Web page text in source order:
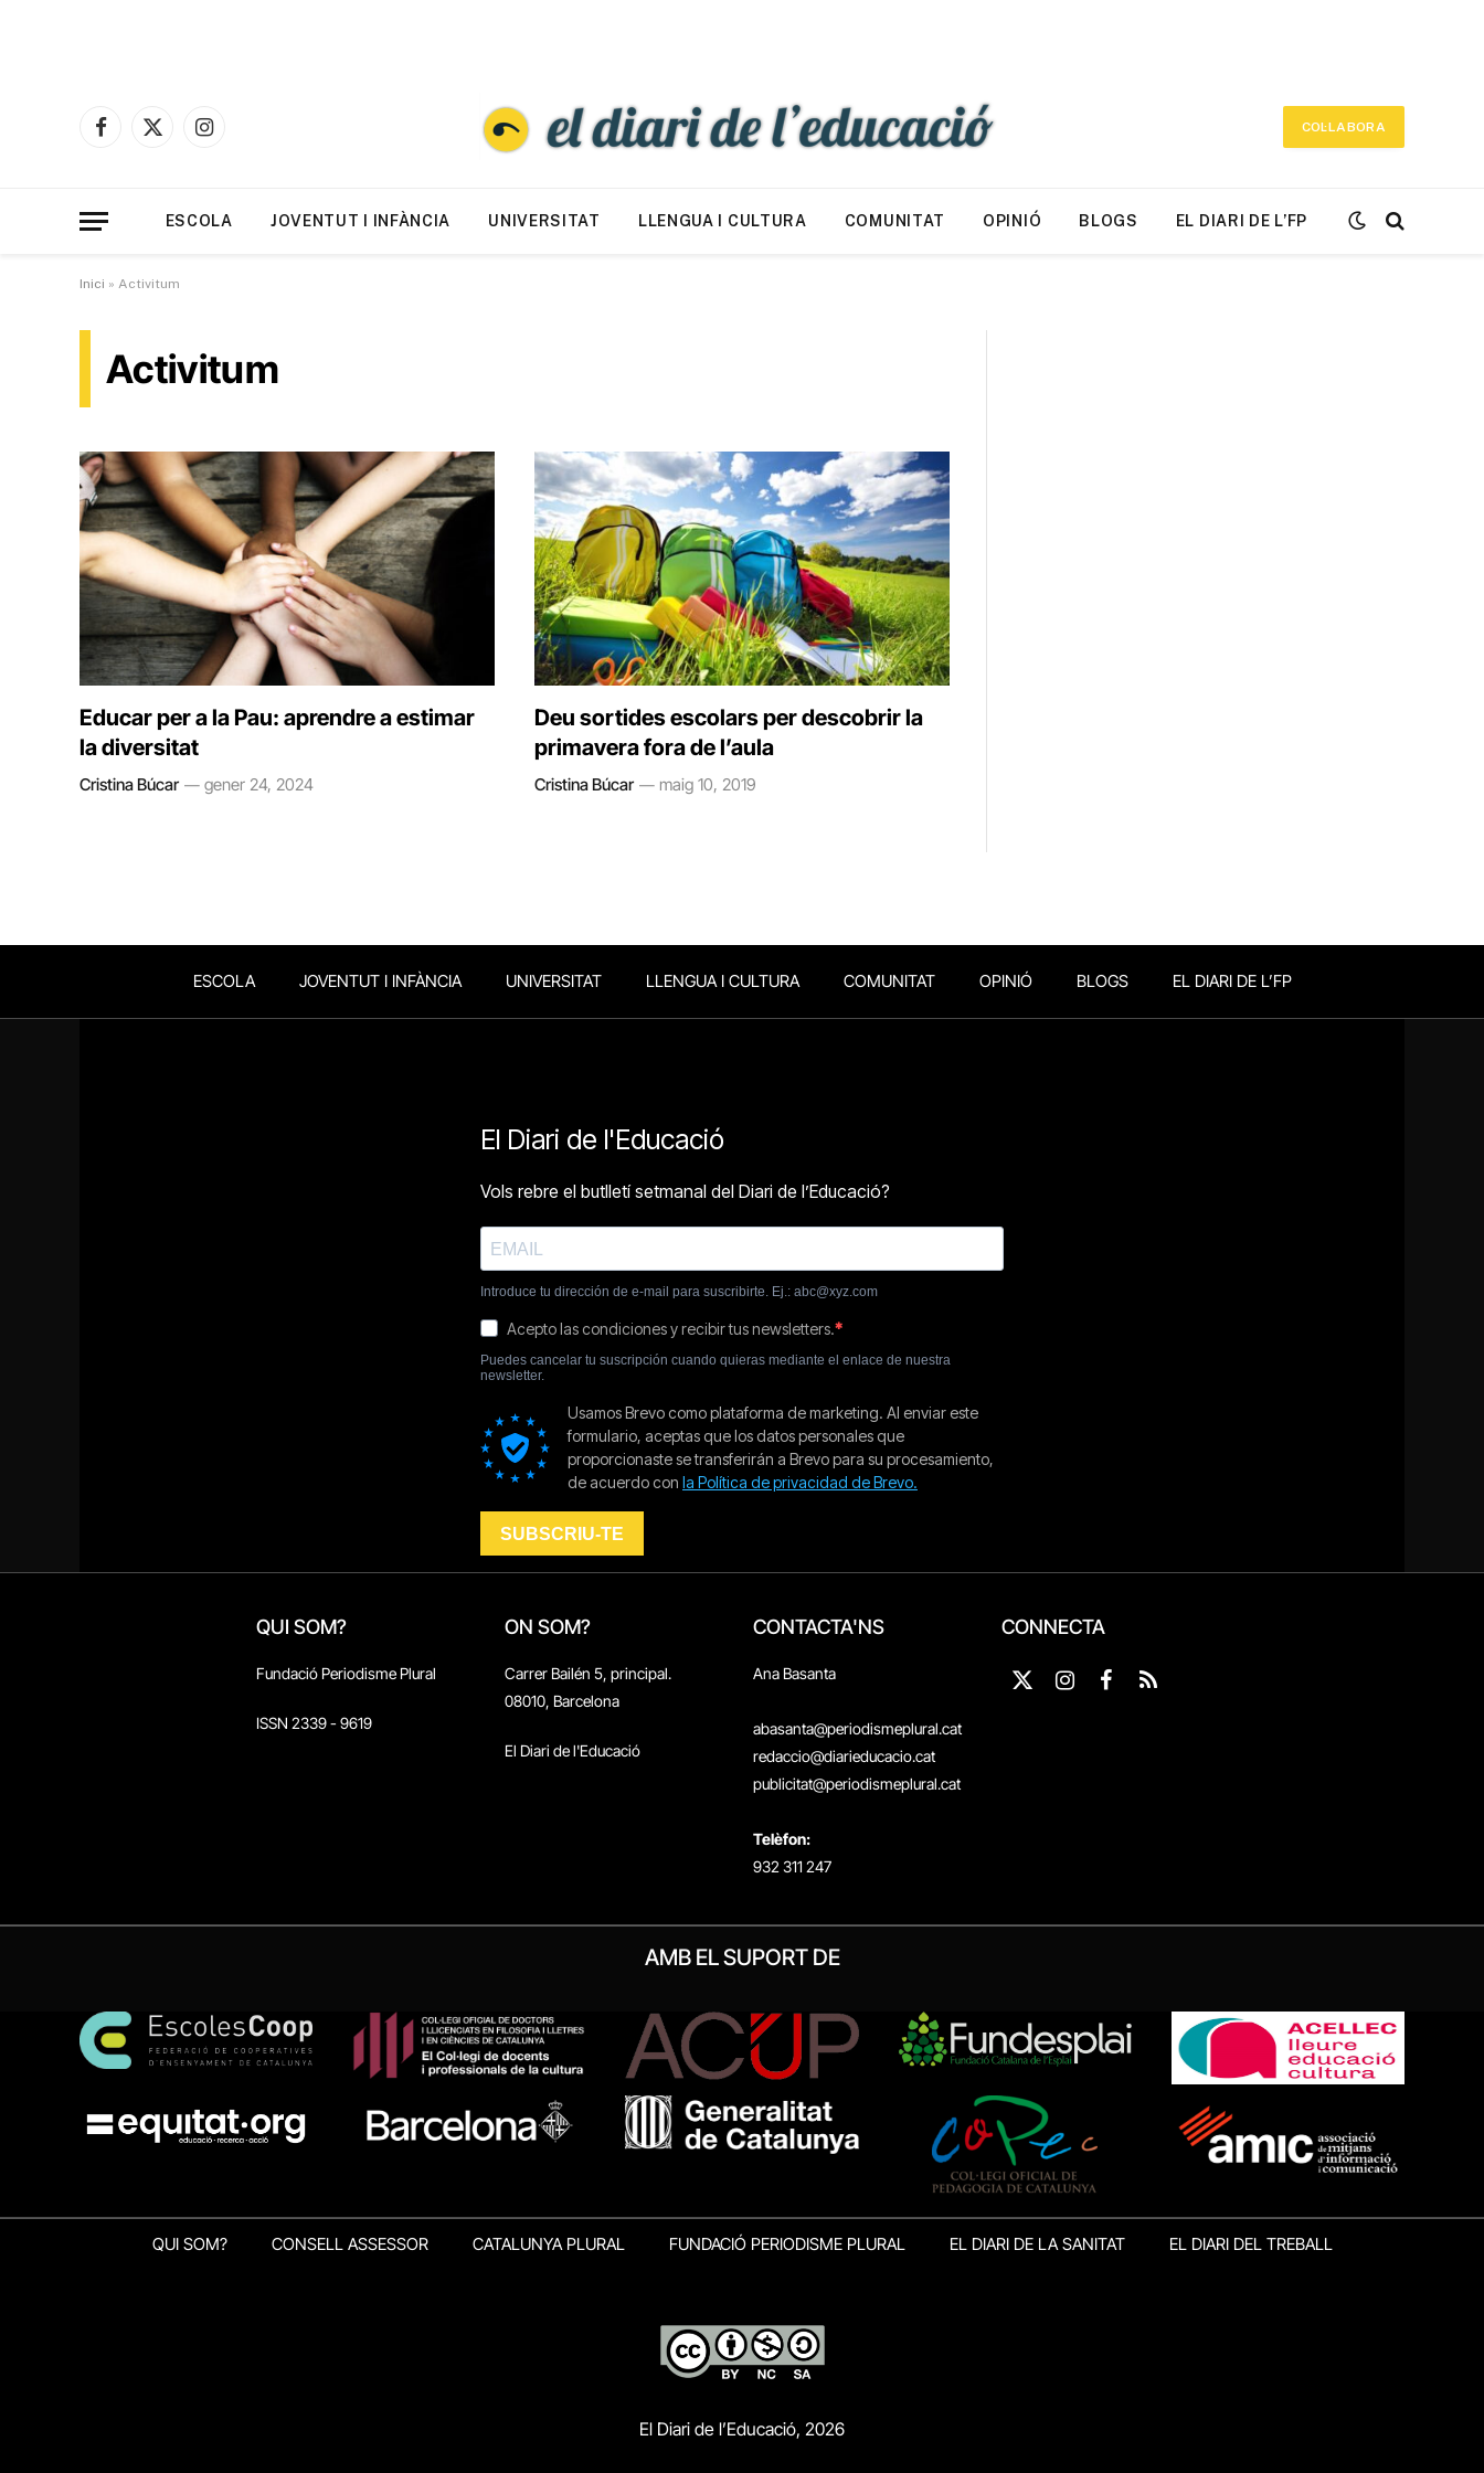
Facebook
X
Instagram
COL·LABORA
ESCOLA JOVENTUT I INFÀNCIA UNIVERSITAT LLENGUA I CULTURA COMUNITAT OPINIÓ BLOGS EL DIARI DE L’FP
Inici » Activitum
Activitum
Educar per a la Pau: aprendre a estimar
la diversitat
Cristina Búcar gener 24, 2024
Deu sortides escolars per descobrir la
primavera fora de l’aula
Cristina Búcar maig 10, 2019
ESCOLA JOVENTUT I INFÀNCIA UNIVERSITAT LLENGUA I CULTURA COMUNITAT OPINIÓ BLOGS EL DIARI DE L’FP
QUI SOM?
Fundació Periodisme Plural
ISSN 2339 - 9619
ON SOM?
Carrer Bailén 5, principal.
08010, Barcelona
El Diari de l'Educació
CONTACTA'NS
Ana Basanta
abasanta@periodismeplural.cat
redaccio@diarieducacio.cat
publicitat@periodismeplural.cat
Telèfon:
932 311 247
CONNECTA
X
Instagram
Facebook
RSS
AMB EL SUPORT DE
QUI SOM? CONSELL ASSESSOR CATALUNYA PLURAL FUNDACIÓ PERIODISME PLURAL EL DIARI DE LA SANITAT EL DIARI DEL TREBALL
El Diari de l’Educació, 2026